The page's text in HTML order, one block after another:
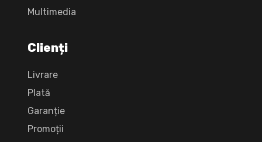
Multimedia
Clienți
Livrare
Plată
Garanție
Promoții